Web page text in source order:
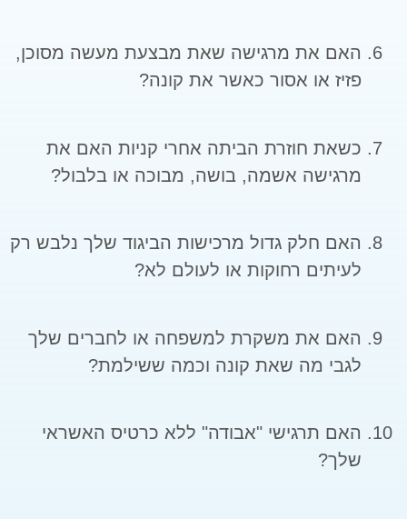
האם את מרגישה שאת מבצעת מעשה מסוכן,
פזיז או אסור כאשר את קונה?
כשאת חוזרת הביתה אחרי קניות האם את
מרגישה אשמה, בושה, מבוכה או בלבול?
האם חלק גדול מרכישות הביגוד שלך נלבש רק
לעיתים רחוקות או לעולם לא?
האם את משקרת למשפחה או לחברים שלך
לגבי מה שאת קונה וכמה ששילמת?
האם תרגישי "אבודה" ללא כרטיס האשראי
שלך?